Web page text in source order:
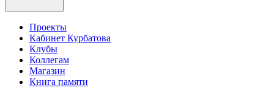
Проекты
Кабинет Курбатова
Клубы
Коллегам
Магазин
Книга памяти